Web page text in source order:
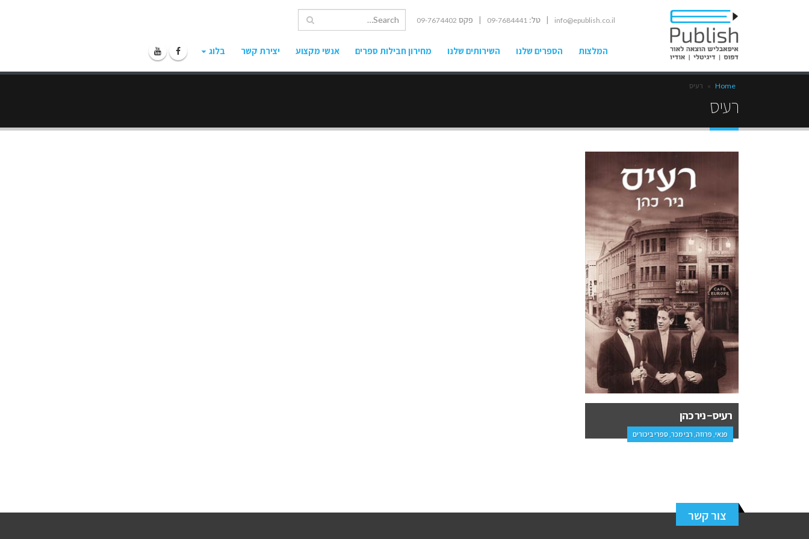
info@epublish.co.il | טל: 09-7684441 | פקס 09-7674402
המלצות הספרים שלנו השירותים שלנו מחירון חבילות ספרים אנשי מקצוע יצירת קשר בלוג
Home
» רעיס
רעיס
רעיס – ניר כהן
פנאי, פרוזה, רבי מכר, ספרי ביכורים
צור קשר